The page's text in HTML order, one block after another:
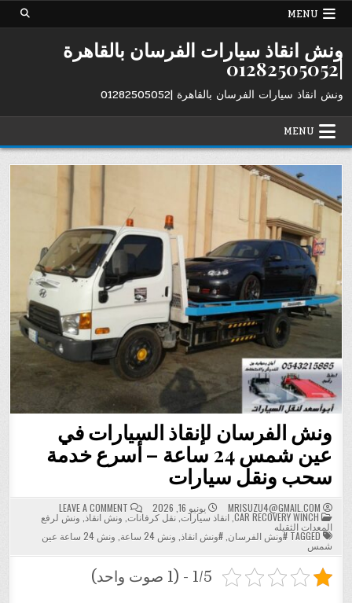
Skip
MENU
ونش انقاذ سيارات الفرسان بالقاهرة
|01282505052
ونش انقاذ سيارات الفرسان بالقاهرة |01282505052
MENU
ونش الفرسان لإنقاذ السيارات في
عين شمس 24 ساعة – أسرع خدمة
سحب ونقل سيارات
MRISUZU4@GMAIL.COM يونيو 16, 2026 LEAVE A COMMENT
ON
ونش
الفرسان
لإنقاذ
السيارات
في
POSTED
IN
CAR RECOVERY WINCH
,انقاذ سيارات ,نقل كرفانات ونش انقاذ ونش لرفع
المعدات الثقيله
#ونش الفرسان ,#ونش انقاذ ونش 24 ساعة ونش 24 ساعة عين
شمس
1/5 - (1 صوت واحد)